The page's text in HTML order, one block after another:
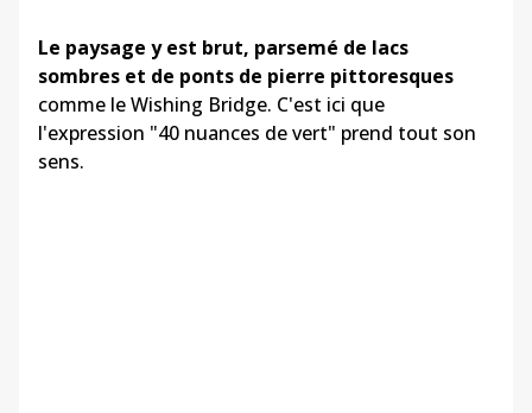
Le paysage y est brut, parsemé de lacs
sombres et de ponts de pierre pittoresques
comme le Wishing Bridge. C'est ici que
l'expression "40 nuances de vert" prend tout son
sens.